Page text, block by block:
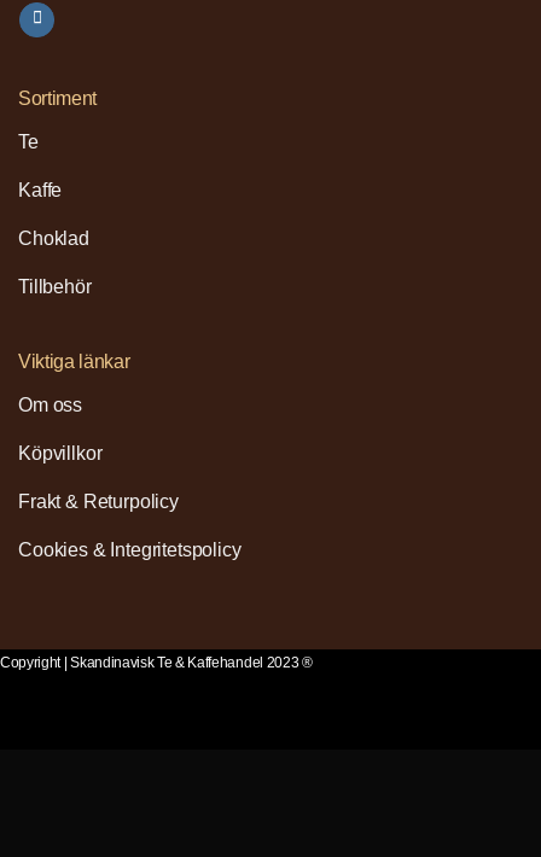
Sortiment
Te
Kaffe
Choklad
Tillbehör
Viktiga länkar
Om oss
Köpvillkor
Frakt & Returpolicy
Cookies & Integritetspolicy
Copyright | Skandinavisk Te & Kaffehandel 2023 ®